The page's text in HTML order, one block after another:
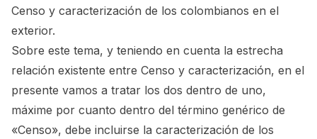
Censo y caracterización de los colombianos en el
exterior.
Sobre este tema, y teniendo en cuenta la estrecha
relación existente entre Censo y caracterización, en el
presente vamos a tratar los dos dentro de uno,
máxime por cuanto dentro del término genérico de
«Censo», debe incluirse la caracterización de los